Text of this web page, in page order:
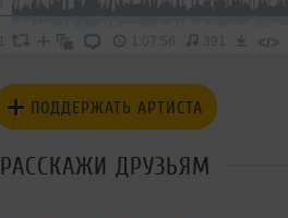
1:07:56 391 </>
ПОДДЕРЖАТЬ АРТИСТА
РАССКАЖИ ДРУЗЬЯМ